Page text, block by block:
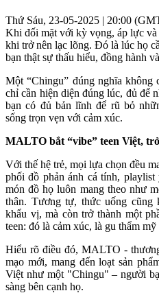
Thứ Sáu, 23-05-2025 | 20:00
Khi đối mặt với kỳ vọng, áp lực và
khi trở nên lạc lõng. Đó là lúc họ
bạn thật sự thấu hiểu, đồng hành
Một “Chingu” đúng nghĩa không
chỉ cần hiện diện đúng lúc, đủ để
bạn có đủ bản lĩnh để rũ bỏ
sống trọn vẹn với cảm xúc.
MALTO bắt “vibe” teen Việt,
Với thế hệ trẻ, mọi lựa chọn đều
phối đồ phản ánh cá tính,
món đồ họ luôn mang theo như
thân. Tương tự, thức uống cũng
khẩu vị, mà còn trở thành một
teen: đó là cảm xúc, là gu thẩm
Hiểu rõ điều đó, MALTO -
mạo mới, mang đến loạt sản
Việt như một "Chingu" – người
sàng bên cạnh họ.